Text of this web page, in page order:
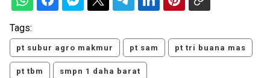
Tags:
pt subur agro makmur pt sam pt tri buana mas
pt tbm smpn 1 daha barat